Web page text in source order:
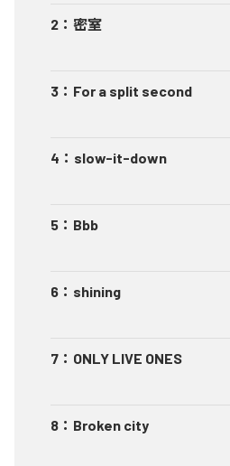
2 ： 密室
3 ： For a split second
4 ： slow-it-down
5 ： Bbb
6 ： shining
7 ： ONLY LIVE ONES
8 ： Broken city